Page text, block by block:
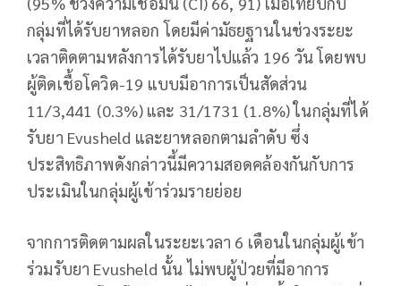
กลุ่มที่ได้รับยาหลอก โดยมีค่ามัธยฐานในช่วงระยะ
เวลาติดตามหลังการได้รับยาไปแล้ว 196 วัน โดยพบ
ผู้ติดเชื้อโควิด-19 แบบมีอาการเป็นสัดส่วน
11/3,441 (0.3%) และ 31/1731 (1.8%) ในกลุ่มที่ได้
รับยา Evusheld และยาหลอกตามลำดับ ซึ่ง
ประสิทธิภาพดังกล่าวนี้มีความสอดคล้องกันกับการ
ประเมินในกลุ่มผู้เข้าร่วมรายย่อย
จากการติดตามผลในระยะเวลา 6 เดือนในกลุ่มผู้เข้า
ร่วมรับยา Evusheld นั้น ไม่พบผู้ป่วยที่มีอาการ